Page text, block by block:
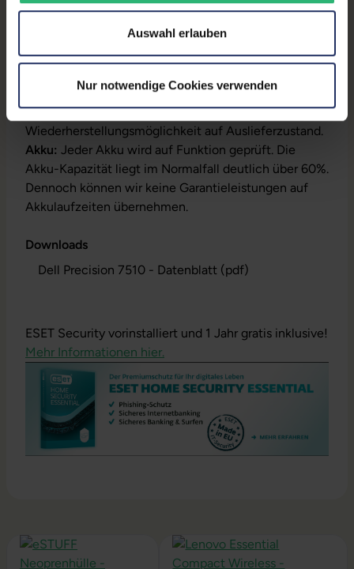
Auswahl erlauben
Nur notwendige Cookies verwenden
Notebook, Netzteil, Akku,
Produktschlüssel (Der Aufkleber befindet sich auf
hinterlegt)
Installation:Windows10 64Bit vorinstalliert inklusive
Wiederherstellungsmöglichkeit auf Auslieferzustand.
Akku: Jeder Akku wird auf Funktion geprüft. Die
Akku-Kapazität liegt im Normalfall deutlich über 60%.
Dennoch können wir keine Garantieleistungen auf
Akkulaufzeiten übernehmen.
Downloads
Dell Precision 7510 - Datenblatt (pdf)
ESET Security vorinstalliert und 1 Jahr gratis inklusive!
Mehr Informationen hier.
Produktgalerie überspringen